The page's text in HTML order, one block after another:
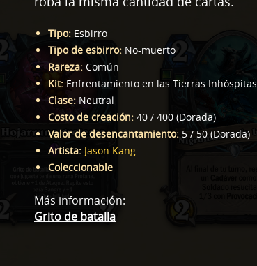
Tipo: Esbirro
Tipo de esbirro: No-muerto
Rareza: Común
Kit: Enfrentamiento en las Tierras Inhóspitas
Clase: Neutral
Costo de creación: 40 / 400 (Dorada)
Valor de desencantamiento: 5 / 50 (Dorada)
Artista: Jason Kang
Coleccionable
Más información:
Grito de batalla